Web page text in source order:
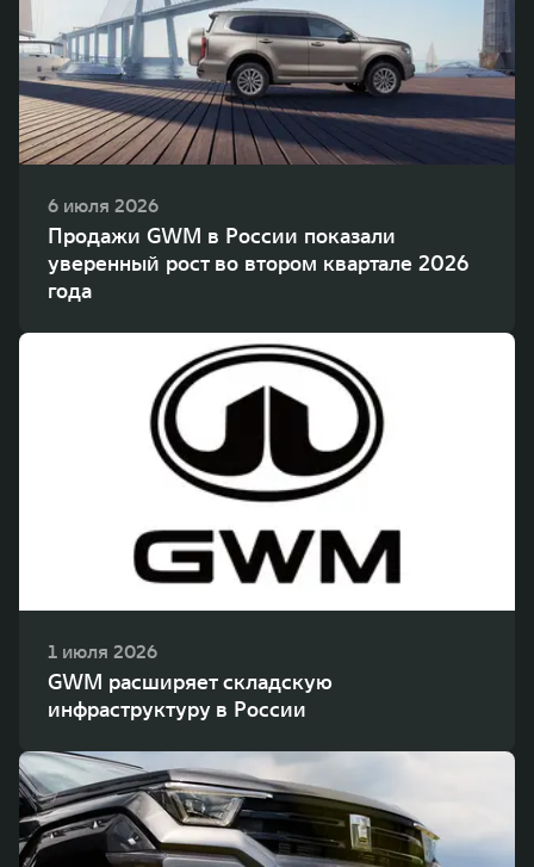
WEY 80
Масштаб возможностей
от 6 449 000 ₽
WEY 80 Лаундж
Масштаб возможностей
от 8 099 000 ₽
6 июля 2026
Продажи GWM в России показали
уверенный рост во втором квартале 2026
года
1 июля 2026
GWM расширяет складскую
инфраструктуру в России